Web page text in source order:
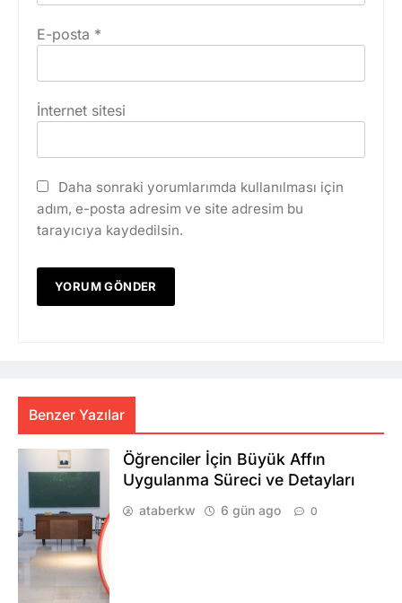
E-posta *
İnternet sitesi
Daha sonraki yorumlarımda kullanılması için
adım, e-posta adresim ve site adresim bu
tarayıcıya kaydedilsin.
Benzer Yazılar
Öğrenciler İçin Büyük Affın
Uygulanma Süreci ve Detayları
ataberkw 6 gün ago 0